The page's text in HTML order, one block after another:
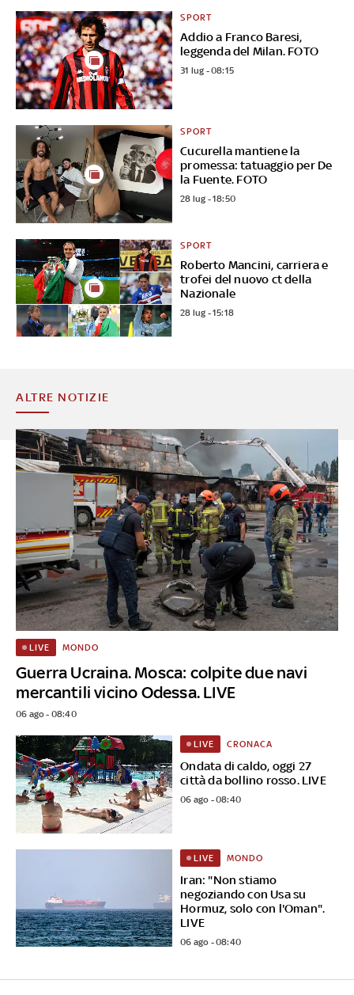
Addio a Franco Baresi,
leggenda del Milan. FOTO
SPORT
31 lug - 08:15
Cucurella mantiene la
promessa: tatuaggio per De
la Fuente. FOTO
SPORT
28 lug - 18:50
Roberto Mancini, carriera e
trofei del nuovo ct della
Nazionale
SPORT
28 lug - 15:18
ALTRE NOTIZIE
Guerra Ucraina. Mosca: colpite due navi
mercantili vicino Odessa. LIVE
LIVE MONDO
06 ago - 08:40
Ondata di caldo, oggi 27
città da bollino rosso. LIVE
LIVE CRONACA
06 ago - 08:40
Iran: "Non stiamo
negoziando con Usa su
Hormuz, solo con l'Oman".
LIVE
LIVE MONDO
06 ago - 08:40